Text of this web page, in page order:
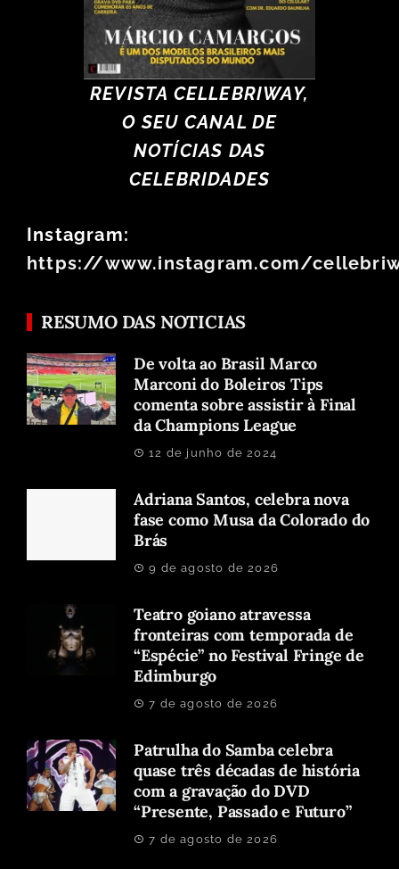
REVISTA CELLEBRIWAY,
O SEU CANAL DE
NOTÍCIAS DAS
CELEBRIDADES
Instagram:
https://www.instagram.com/
RESUMO DAS NOTICIAS
De volta ao Brasil Marco
Marconi do Boleiros Tips
comenta sobre assistir à Final
da Champions League
12 de junho de 2024
Adriana Santos, celebra nova
fase como Musa da Colorado do
Brás
9 de agosto de 2026
Teatro goiano atravessa
fronteiras com temporada de
“Espécie” no Festival Fringe de
Edimburgo
7 de agosto de 2026
Patrulha do Samba celebra
quase três décadas de história
com a gravação do DVD
“Presente, Passado e Futuro”
7 de agosto de 2026